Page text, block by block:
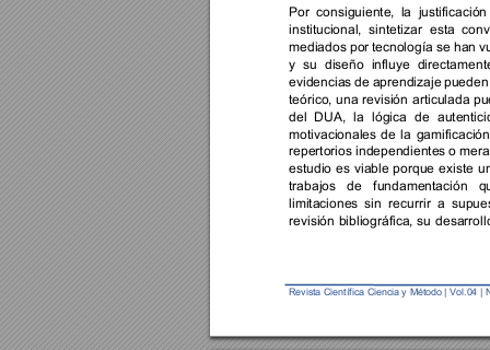
Revista Científica Ciencia y Método | Vol.04 |
Por consiguiente, la
justificación
institucional,
sintetizar esta
mediados por tecnología se han
y
su diseño influye directame
evidencias de aprendizaje
teórico, una revisión articulada
del
DUA, la lógica de
motivacionales de la
repertorios independientes o
estudio es viable porque existe
trabajos
de fundamentación
limitaciones sin recurrir a
revisión bibliográfica, su